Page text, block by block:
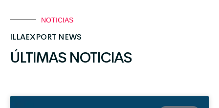
NOTICIAS
ILLAEXPORT NEWS
ÚLTIMAS NOTICIAS